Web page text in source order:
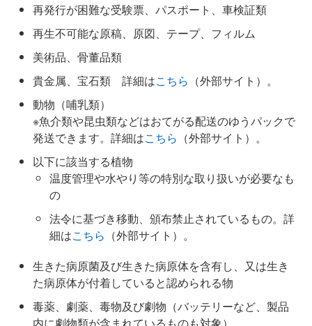
再発行が困難な受験票、パスポート、車検証類
再生不可能な原稿、原図、テープ、フィルム
美術品、骨董品類
貴金属、宝石類 詳細はこちら （外部サイト）。
動物（哺乳類）
※魚介類や昆虫類などはおてがる配送のゆうパックで
発送できます。詳細はこちら （外部サイト）。
以下に該当する植物
温度管理や水やり等の特別な取り扱いが必要なも
の
法令に基づき移動、頒布禁止されているもの。詳
細はこちら （外部サイト）。
生きた病原菌及び生きた病原体を含有し、又は生き
た病原体が付着していると認められる物
毒薬、劇薬、毒物及び劇物（バッテリーなど、製品